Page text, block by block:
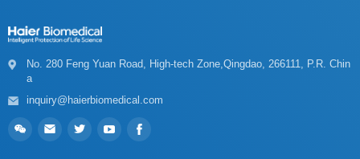
a
inquiry@haierbiomedical.com